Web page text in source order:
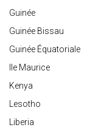
Guinée
Guinée Bissau
Guinée Équatoriale
Ile Maurice
Kenya
Lesotho
Liberia